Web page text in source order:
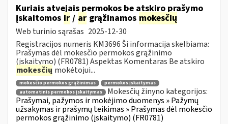
Kuriais atvejais permokos be atskiro prašymo
įskaitomos ir / ar grąžinamos mokesčių
Web turinio sąrašas 2025-12-30
Registracijos numeris KM3696 Ši informacija skelbiama:
Prašymas dėl mokesčio permokos grąžinimo
(įskaitymo) (FR0781) Aspektas Komentaras Be atskiro
mokesčių mokėtojui...
mokesčio permokos grąžinimas
permokos įskaitymas
automatinis permokos įskaitymas
Mokesčių žinyno kategorijos:
Prašymai, pažymos ir mokėjimo duomenys » Pažymų
užsakymas ir prašymų teikimas » Prašymas dėl mokesčio
permokos grąžinimo (įskaitymo) (FR0781)